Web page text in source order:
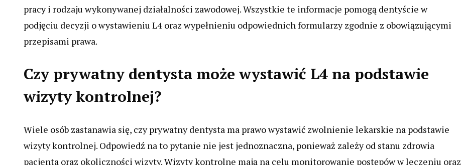
pracy i rodzaju wykonywanej działalności zawodowej. Wszystkie te informacje pomogą dentyście w
podjęciu decyzji o wystawieniu L4 oraz wypełnieniu odpowiednich formularzy zgodnie z obowiązującymi
przepisami prawa.
Czy prywatny dentysta może wystawić L4 na podstawie
wizyty kontrolnej?
Wiele osób zastanawia się, czy prywatny dentysta ma prawo wystawić zwolnienie lekarskie na podstawie
wizyty kontrolnej. Odpowiedź na to pytanie nie jest jednoznaczna, ponieważ zależy od stanu zdrowia
pacjenta oraz okoliczności wizyty. Wizyty kontrolne mają na celu monitorowanie postępów w leczeniu oraz